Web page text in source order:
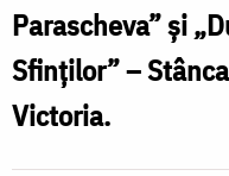
Parascheva” și
Sfinților” –
Victoria.